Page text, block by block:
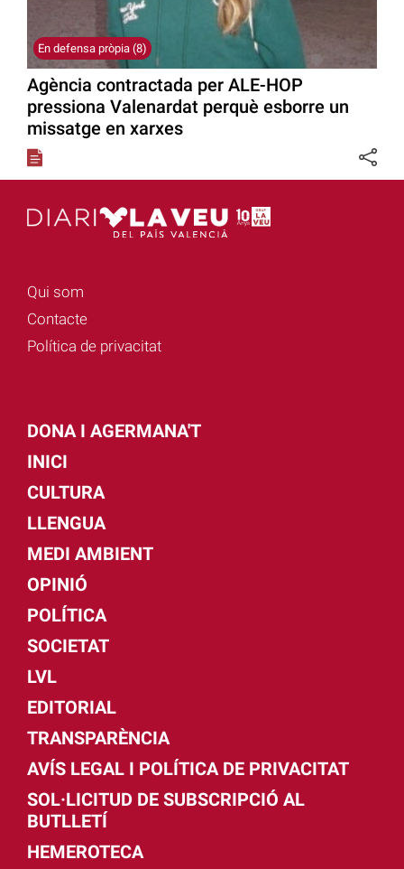
En defensa pròpia (8)
Agència contractada per ALE-HOP
pressiona Valenardat perquè esborre un
missatge en xarxes
Qui som
Contacte
Política de privacitat
DONA I AGERMANA'T
INICI
CULTURA
LLENGUA
MEDI AMBIENT
OPINIÓ
POLÍTICA
SOCIETAT
LVL
EDITORIAL
TRANSPARÈNCIA
AVÍS LEGAL I POLÍTICA DE PRIVACITAT
SOL·LICITUD DE SUBSCRIPCIÓ AL
BUTLLETÍ
HEMEROTECA